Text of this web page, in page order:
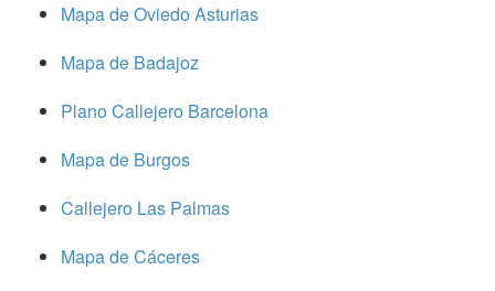
Mapa de Oviedo Asturias
Mapa de Badajoz
Plano Callejero Barcelona
Mapa de Burgos
Callejero Las Palmas
Mapa de Cáceres